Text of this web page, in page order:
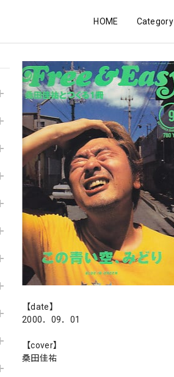
HOME Category
【date】
2000．09．01
【cover】
桑田佳祐